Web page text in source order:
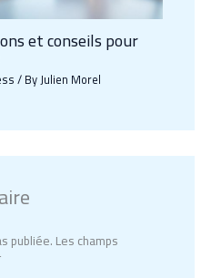
et conseils pour
/ ByJulien Morel
publiée.Les champs